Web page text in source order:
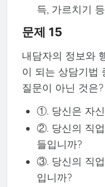
득, 가르치기
문제 15
내담자의 정보와
이 되는 상담기법
질문이 아닌 것은?
①. 당신은 자
②. 당신의 직
들입니까?
③. 당신의 직
입니까?